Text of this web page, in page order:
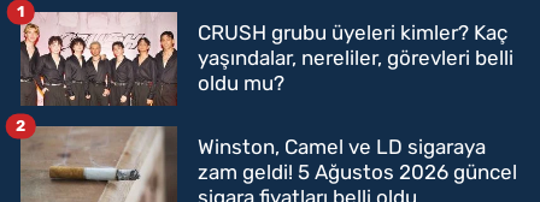
CRUSH grubu üyeleri kimler? Kaç
yaşındalar, nereliler, görevleri belli
oldu mu?
1
Winston, Camel ve LD sigaraya
zam geldi! 5 Ağustos 2026 güncel
2